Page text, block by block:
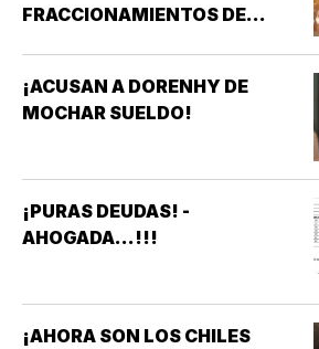
FRACCIONAMIENTOS DE
AFECTAN ELEVADORES,
TRATAMIENTOS MÉDICOS Y
¡ACUSAN A DORENHY DE
MOCHAR SUELDO!
¡PURAS DEUDAS! -
AHOGADA...!!!
¡AHORA SON LOS CHILES